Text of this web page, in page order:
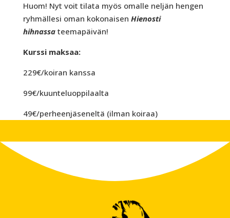
Huom! Nyt voit tilata myös omalle neljän hengen
ryhmällesi oman kokonaisen Hienosti
hihnassateemapäivän!
Kurssi maksaa:
229€/koiran kanssa
99€/kuunteluoppilaalta
49€/perheenjäseneltä (ilman koiraa)